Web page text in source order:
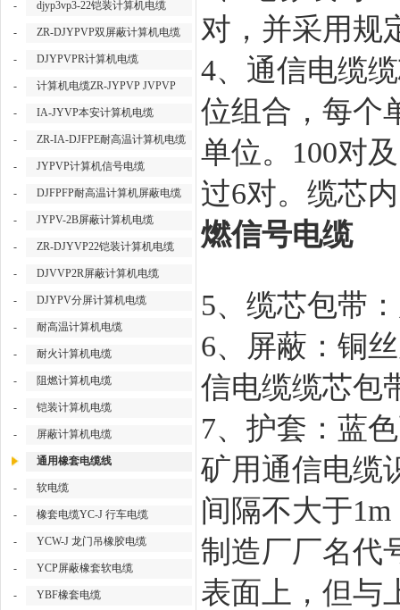
- djyp3vp3-22铠装计算机电缆
- ZR-DJYPVP双屏蔽计算机电缆
- DJYPVPR计算机电缆
- 计算机电缆ZR-JYPVP JVPVP
- IA-JYVP本安计算机电缆
- ZR-IA-DJFPE耐高温计算机电缆
- JYPVP计算机信号电缆
- DJFPFP耐高温计算机屏蔽电缆
- JYPV-2B屏蔽计算机电缆
- ZR-DJYVP22铠装计算机电缆
- DJVVP2R屏蔽计算机电缆
- DJYPV分屏计算机电缆
- 耐高温计算机电缆
- 耐火计算机电缆
- 阻燃计算机电缆
- 铠装计算机电缆
- 屏蔽计算机电缆
通用橡套电缆线
- 软电缆
- 橡套电缆YC-J 行车电缆
- YCW-J 龙门吊橡胶电缆
- YCP屏蔽橡套软电缆
- YBF橡套电缆
对，并采用规
4、通信电缆
位组合，每个
单位。100对
过6对。缆芯
燃信号电缆
5、缆芯包带
6、屏蔽：铜
信电缆缆芯包
7、护套：蓝
矿用通信电缆
间隔不大于
制造厂厂名代
表面上，但与